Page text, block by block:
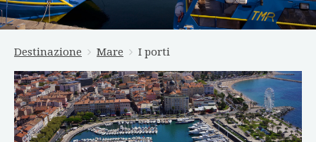
Destinazione Mare I porti